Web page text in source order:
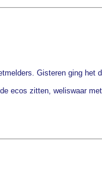
Gisteren ging het
ecos zitten, weliswaar